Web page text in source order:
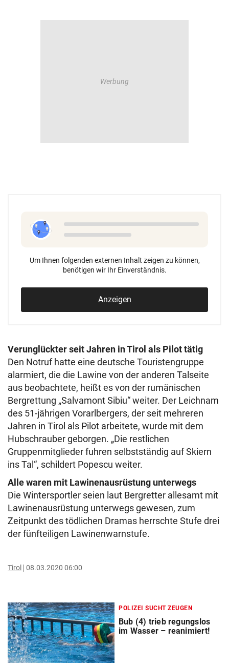
Um Ihnen folgenden externen Inhalt zeigen zu können,
benötigen wir Ihr Einverständnis.
Anzeigen
Verunglückter seit Jahren in Tirol als Pilot tätig
Den Notruf hatte eine deutsche Touristengruppe
alarmiert, die die Lawine von der anderen Talseite
aus beobachtete, heißt es von der rumänischen
Bergrettung „Salvamont Sibiu“ weiter. Der Leichnam
des 51-jährigen Vorarlbergers, der seit mehreren
Jahren in Tirol als Pilot arbeitete, wurde mit dem
Hubschrauber geborgen. „Die restlichen
Gruppenmitglieder fuhren selbstständig auf Skiern
ins Tal“, schildert Popescu weiter.
Alle waren mit Lawinenausrüstung unterwegs
Die Wintersportler seien laut Bergretter allesamt mit
Lawinenausrüstung unterwegs gewesen, zum
Zeitpunkt des tödlichen Dramas herrschte Stufe drei
der fünfteiligen Lawinenwarnstufe.
Tirol 08.03.2020 06:00
POLIZEI SUCHT ZEUGEN
Bub (4) trieb regungslos
im Wasser – reanimiert!